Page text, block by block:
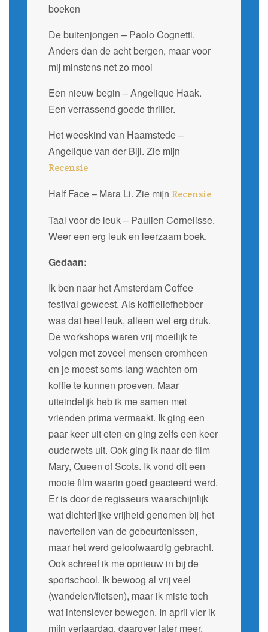
boeken
De buitenjongen – Paolo Cognetti.
Anders dan de acht bergen, maar voor
mij minstens net zo mooi
Een nieuw begin – Angelique Haak.
Een verrassend goede thriller.
Het weeskind van Haamstede –
Angelique van der Bijl. Zie mijn
Recensie
Half Face – Mara Li. Zie mijn Recensie
Taal voor de leuk – Paulien Cornelisse.
Weer een erg leuk en leerzaam boek.
Gedaan:
Ik ben naar het Amsterdam Coffee
festival geweest. Als koffieliefhebber
was dat heel leuk, alleen wel erg druk.
De workshops waren vrij moeilijk te
volgen met zoveel mensen eromheen
en je moest soms lang wachten om
koffie te kunnen proeven. Maar
uiteindelijk heb ik me samen met
vrienden prima vermaakt. Ik ging een
paar keer uit eten en ging zelfs een keer
ouderwets uit. Ook ging ik naar de film
Mary, Queen of Scots. Ik vond dit een
mooie film waarin goed geacteerd werd.
Er is door de regisseurs waarschijnlijk
wat dichterlijke vrijheid genomen bij het
navertellen van de gebeurtenissen,
maar het werd geloofwaardig gebracht.
Ook schreef ik me opnieuw in bij de
sportschool. Ik bewoog al vrij veel
(wandelen/fietsen), maar ik miste toch
wat intensiever bewegen. In april vier ik
mijn verjaardag, daarover later meer.